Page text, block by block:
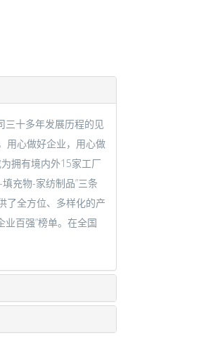
三十多年发展历程的见
用心做好企业，用心做
拥有境内外15家工厂
充物-家纺制品”三条
了全方位、多样化的产
百强”榜单。在全国